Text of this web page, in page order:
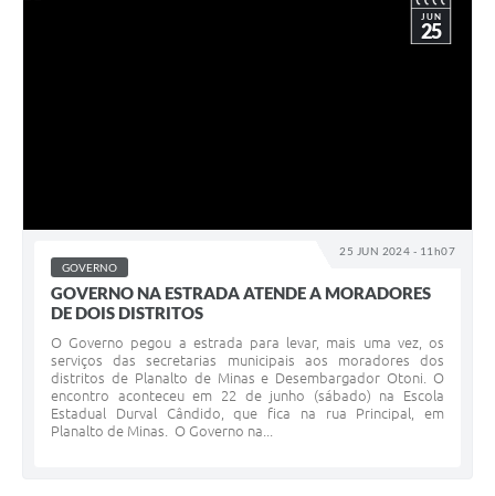
25 JUN 2024 - 11h07
JUN
25
GOVERNO
GOVERNO NA ESTRADA ATENDE A MORADORES
DE DOIS DISTRITOS
O Governo pegou a estrada para levar, mais uma vez, os
serviços das secretarias municipais aos moradores dos
distritos de Planalto de Minas e Desembargador Otoni. O
encontro aconteceu em 22 de junho (sábado) na Escola
Estadual Durval Cândido, que fica na rua Principal, em
Planalto de Minas. O Governo na...